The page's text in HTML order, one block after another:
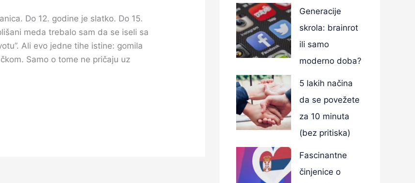
Do 12. godine je slatko. Do 15.
meda trebalo sam da se iseli sa
Ali evo jedne tihe istine: gomila
Samo o tome ne pričaju uz
Generacije
skrola: brainrot
ili samo
moderno doba?
5 lakih načina
da se povežete
za 10 minuta
(bez pritiska)
Fascinantne
činjenice o